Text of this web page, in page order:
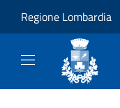
Regione Lombardia